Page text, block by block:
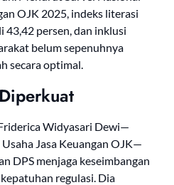
OJK 2025, indeks literasi
43,42 persen, dan inklusi
belum sepenuhnya
secara optimal.
Friderica Widyasari Dewi—
Jasa Keuangan OJK—
DPS menjaga keseimbangan
regulasi. Dia